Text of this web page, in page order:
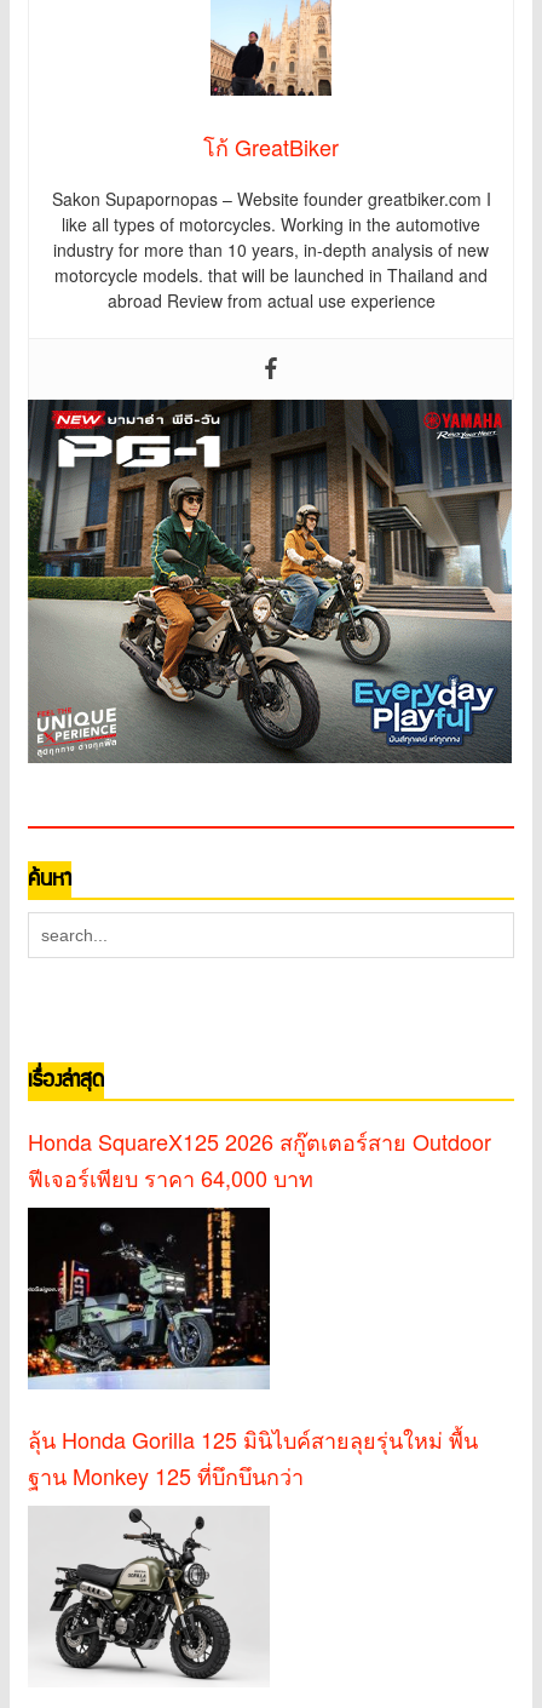
โก้ GreatBiker
Sakon Supapornopas – Website founder greatbiker.com I
like all types of motorcycles. Working in the automotive
industry for more than 10 years, in-depth analysis of new
motorcycle models. that will be launched in Thailand and
abroad Review from actual use experience
ค้นหา
เรื่องล่าสุด
Honda SquareX125 2026 สกู๊ตเตอร์สาย Outdoor
ฟีเจอร์เพียบ ราคา 64,000 บาท
ลุ้น Honda Gorilla 125 มินิไบค์สายลุยรุ่นใหม่ พื้น
ฐาน Monkey 125 ที่บึกบึนกว่า